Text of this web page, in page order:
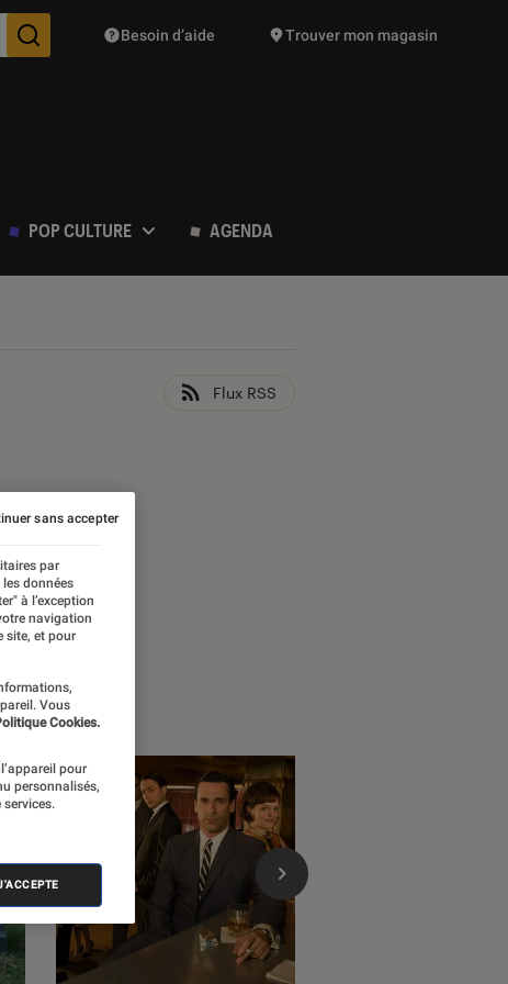
Des suggestions de produits vont vous être proposées
Besoin d’aide Trouver mon magasin
POP CULTURE AGENDA
Flux RSS
par
données
à l’exception
navigation
site, et pour
Vous
Cookies.
pour
personnalisés,
services.
sans accepter